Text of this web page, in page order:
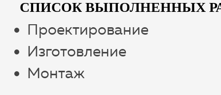
СПИСОК ВЫПОЛНЕННЫХ
Проектирование
Изготовление
Монтаж